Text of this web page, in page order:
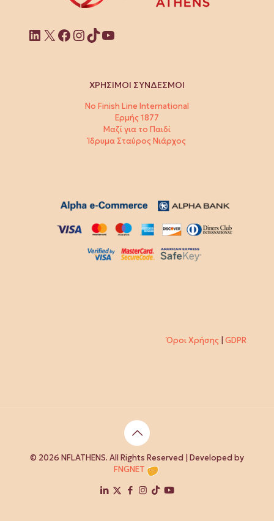
Linkedin
X Facebook
Instagram
TikTok
YouTube
ΧΡΗΣΙΜΟΙ ΣΥΝΔΕΣΜΟΙ
No Finish Line International
Ερμής 1877
Μαζί για το Παιδί
Ίδρυμα Σταύρος Νιάρχος
Όροι Χρήσης GDPR
© 2026 NFLATHENS. All Rights Reserved | Developed by
FNGNET